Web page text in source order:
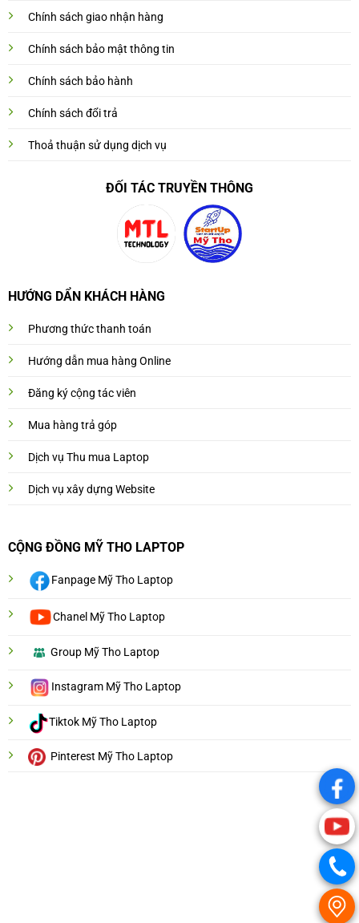
Chính sách giao nhận hàng
Chính sách bảo mật thông tin
Chính sách bảo hành
Chính sách đổi trả
Thoả thuận sử dụng dịch vụ
ĐỐI TÁC TRUYỀN THÔNG
HƯỚNG DẨN KHÁCH HÀNG
Phương thức thanh toán
Hướng dẫn mua hàng Online
Đăng ký cộng tác viên
Mua hàng trả góp
Dịch vụ Thu mua Laptop
Dịch vụ xây dựng Website
CỘNG ĐỒNG MỸ THO LAPTOP
Fanpage Mỹ Tho Laptop
Chanel Mỹ Tho Laptop
Group Mỹ Tho Laptop
Instagram Mỹ Tho Laptop
Tiktok Mỹ Tho Laptop
Pinterest Mỹ Tho Laptop
.
.
.
.